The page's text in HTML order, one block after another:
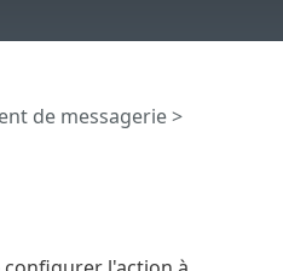
de messagerie>